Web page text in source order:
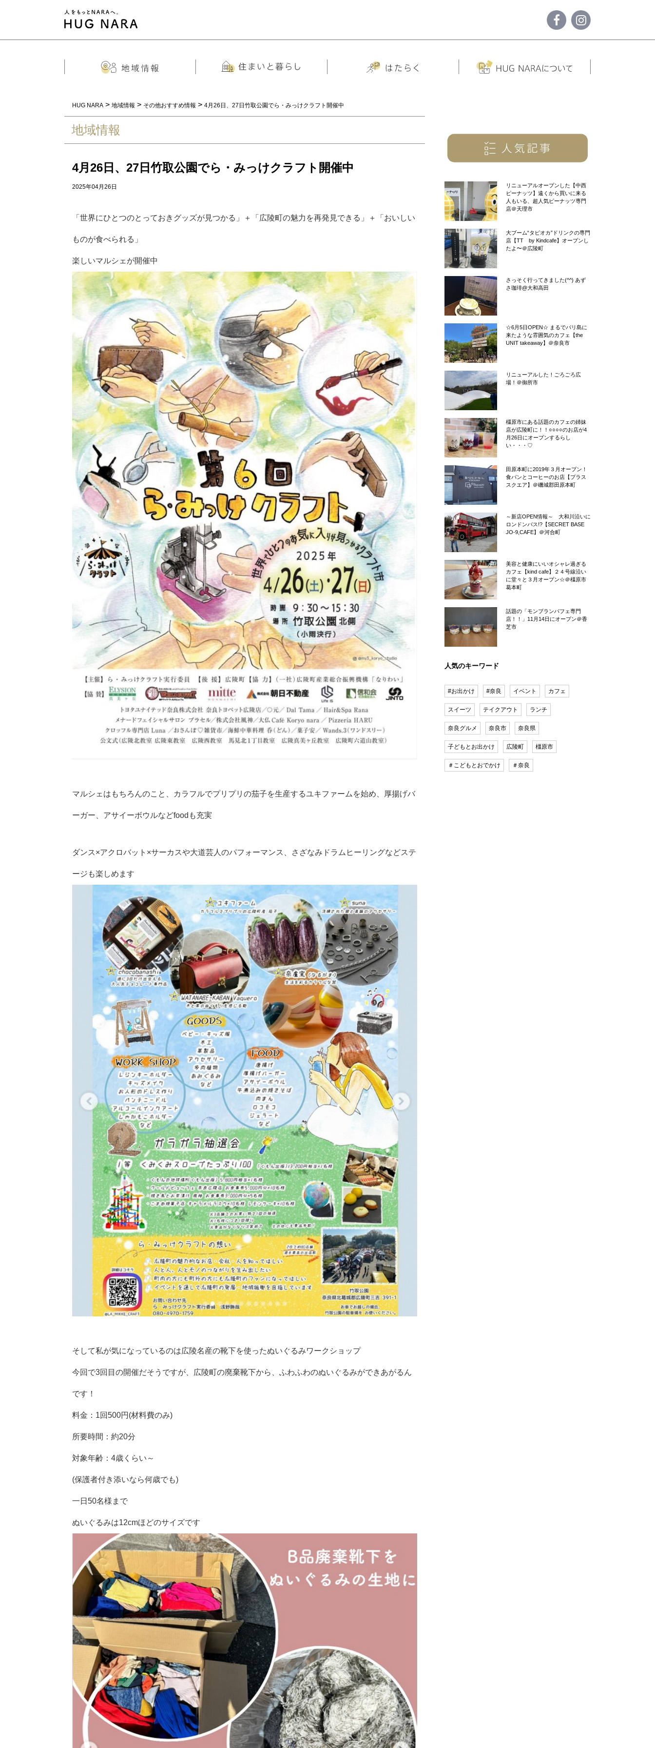
HUG NARA > 地域情報 > その他おすすめ情報 > 4月26日、27日竹取公園でら・みっけクラフト開催中
地域情報
4月26日、27日竹取公園でら・みっけクラフト開催中
2025年04月26日
「世界にひとつのとっておきグッズが見つかる」＋「広陵町の魅力を再発見できる」＋「おいしい
ものが食べられる」
楽しいマルシェが開催中
マルシェはもちろんのこと、カラフルでプリプリの茄子を生産するユキファームを始め、厚揚げバ
ーガー、アサイーボウルなどfoodも充実
ダンス×アクロバット×サーカスや大道芸人のパフォーマンス、さざなみドラムヒーリングなどステ
ージも楽しめます
そして私が気になっているのは広陵名産の靴下を使ったぬいぐるみワークショップ
今回で3回目の開催だそうですが、広陵町の廃棄靴下から、ふわふわのぬいぐるみができあがるん
です！
料金：1回500円(材料費のみ)
所要時間：約20分
対象年齢：4歳くらい～
(保護者付き添いなら何歳でも)
一日50名様まで
ぬいぐるみは12cmほどのサイズです
リニューアルオープンした【中西
ピーナッツ】遠くから買いに来る
人もいる、超人気ピーナッツ専門
店＠天理市
大ブーム“タピオカ”ドリンクの専門
店【TT by Kindcafe】オープンし
たよ〜＠広陵町
さっそく行ってきました(^^) あず
さ珈琲@大和高田
☆6月5日OPEN☆ まるでバリ島に
来たような雰囲気のカフェ【the
UNIT takeaway】＠奈良市
リニューアルした！ごろごろ広
場！＠御所市
橿原市にある話題のカフェの姉妹
店が広陵町に！！○○○○のお店が4
月26日にオープンするらし
い・・・♡
田原本町に2019年３月オープン！
食パンとコーヒーのお店【プラス
スクエア】＠磯城郡田原本町
～新店OPEN情報～ 大和川沿いに
ロンドンバス!?【SECRET BASE
JO-9,CAFE】＠河合町
美容と健康にいいオシャレ過ぎる
カフェ【kind cafe】２４号線沿い
に堂々と３月オープン☆＠橿原市
葛本町
話題の「モンブランパフェ専門
店！！」11月14日にオープン＠香
芝市
人気のキーワード
#お出かけ #奈良 イベント カフェ
スイーツ テイクアウト ランチ
奈良グルメ 奈良市 奈良県
子どもとお出かけ 広陵町 橿原市
＃こどもとおでかけ ＃奈良